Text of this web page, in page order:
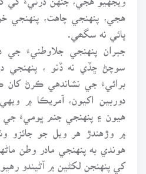
هجي، پنهنجي چاهت، پنهنجي
پائي نه سگھي.
جبران پنهنجي جلاوطنيءَ جي
سوچڻ ڇڏي نه ڏنو ، پنهنجي
برائيءَ جي نشاندهي ڪرڻ کان
دوربين اکيون، آمريڪا ۾ ويهي
هيون ۽ پنهنجي جنم ڀوميءَ جي
۾ وڙهندڙ هر ويل جو جائزو
هوندي به پنهنجي مادر وطن
کي پنهنجن لکڻين ۾ آڻيندو رهيو.